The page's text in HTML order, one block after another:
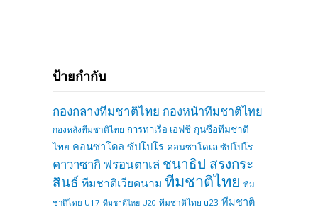
ป้ายกำกับ
กองกลางทีมชาติไทย กองหน้าทีมชาติไทย
กองหลังทีมชาติไทย การท่าเรือ เอฟซี กุนซือทีมชาติ
ไทย คอนซาโดล ซัปโปโร คอนซาโดเล ซัปโปโร
คาวาซากิ ฟรอนตาเล่ ชนาธิป สรงกระ
สินธ์ ทีมชาติเวียดนาม ทีมชาติไทย ทีม
ชาติไทย U17 ทีมชาติไทย U20 ทีมชาติไทย u23 ทีมชาติ